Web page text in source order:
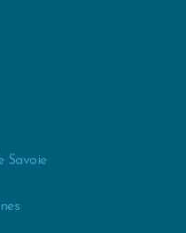
Savoie